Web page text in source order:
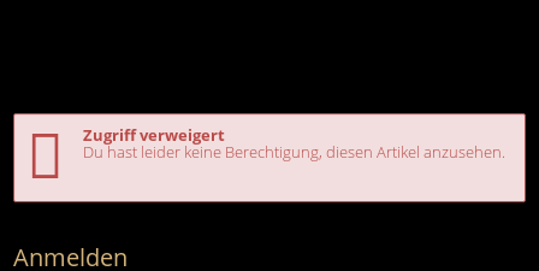
Zugriff verweigert
Du hast leider keine Berechtigung, diesen Artikel anzusehen.
Anmelden